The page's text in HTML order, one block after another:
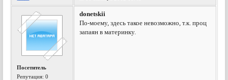
Посетитель
Репутация:0
donetskii
По-моему, здесь такое невозможно, т.к. проц
запаян в материнку.